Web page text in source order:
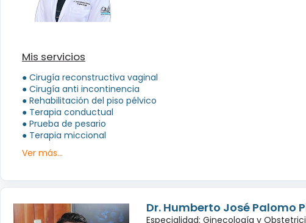
Mis servicios
● Cirugía reconstructiva vaginal
● Cirugía anti incontinencia
● Rehabilitación del piso pélvico
● Terapia conductual
● Prueba de pesario
● Terapia miccional
Ver más...
Dr. Humberto José Palomo
Especialidad: Ginecología y